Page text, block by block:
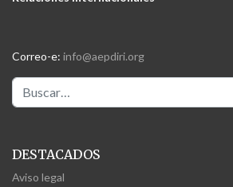
Correo-e: info@aepdiri.org
Buscar
DESTACADOS
Aviso legal